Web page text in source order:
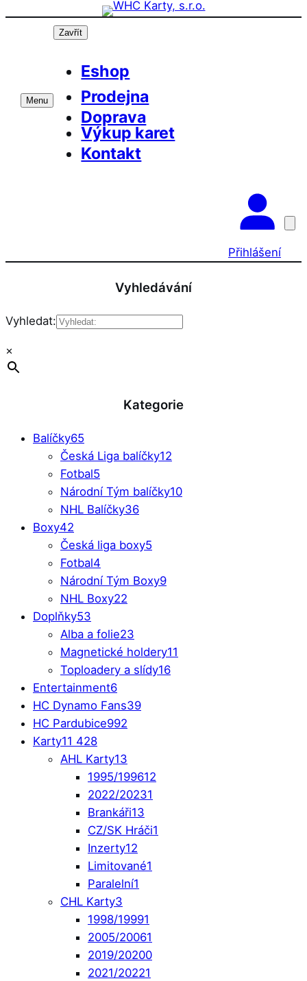
Přeskočit
Menu
Zavřít
Eshop
Prodejna
Doprava
Výkup karet
Kontakt
Přihlášení
Vyhledávání
Vyhledat:
×
Kategorie
Balíčky65
Česká Liga balíčky12
Fotbal5
Národní Tým balíčky10
NHL Balíčky36
Boxy42
Česká liga boxy5
Fotbal4
Národní Tým Boxy9
NHL Boxy22
Doplňky53
Alba a folie23
Magnetické holdery11
Toploadery a slídy16
Entertainment6
HC Dynamo Fans39
HC Pardubice992
Karty11 428
AHL Karty13
1995/199612
2022/20231
Brankáři13
CZ/SK Hráči1
Inzerty12
Limitované1
Paralelní1
CHL Karty3
1998/19991
2005/20061
2019/20200
2021/20221